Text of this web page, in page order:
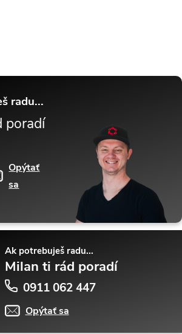
radu...
poradí
Opýtať
sa
Ak potrebuješ radu...
Milan ti rád poradí
0911 062 447
Opýtať sa